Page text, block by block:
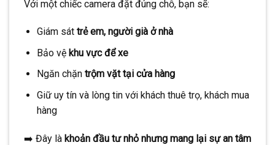
Với một chiếc camera đặt đúng chỗ, bạn sẽ:
Giám sát trẻ em, người già ở nhà
Bảo vệ khu vực để xe
Ngăn chặn trộm vặt tại cửa hàng
Giữ uy tín và lòng tin với khách thuê trọ, khách mua
hàng
➡️ Đây là khoản đầu tư nhỏ nhưng mang lại sự an tâm